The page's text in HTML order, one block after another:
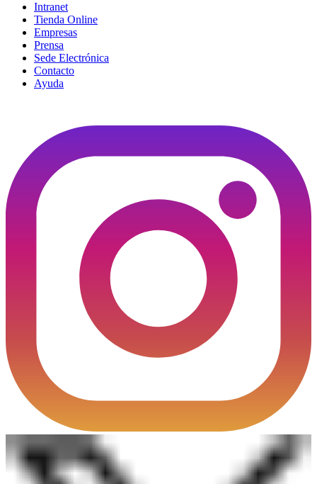
Intranet
Tienda Online
Empresas
Prensa
Sede Electrónica
Contacto
Ayuda